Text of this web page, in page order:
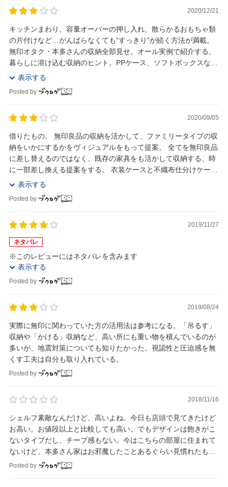
2020/12/21
キッチンまわり、容量オーバーの押し入れ、散らかるおもちゃ類
の片付けなど…がんばらなくても“すっきり”が続く方法が満載。
無印オタク・本多さんの収納全部見せ。オール実例で紹介する、
暮らしに溶け込む収納のヒント。PPケース、ソフトボックスな
表示する
Posted by
2020/09/05
借りたもの。 無印良品の収納を活かして、ファミリータイプの収
納をいかにするかをヴィジュアルをもって提案。 全てを無印良品
に差し替えるのではなく、既存の家具をも活かして収納する、時
に一部差し換える提案をする。 衣装ケースと不織布仕分けケース
を活用した、具体的な収納方法が参考になる。...
表示する
Posted by
2019/11/27
ネタバレ
※このレビューにはネタバレを含みます
表示する
Posted by
2019/08/24
実際に無印に関わっていた方の活用法は参考になる。「吊るす」
収納や「かける」収納など、高い所にも重い物を積んでいるのが
多いが、地震対策についても知りたかった。視認性と圧迫感を無
くす工夫は自分も取り入れている。
Posted by
2018/11/16
シェルフ素敵なんだけど、高いよね。今日も店頭で見てきたけど
お高い。お値段以上と比較しても高い。でもデザインは飽きがこ
ないタイプだし、チープ感もない。今はこちらの部屋に住まれて
ないけど、本多さん家はお邪魔したことあるぐらい見慣れたもの
になった（笑）←本読みすぎー
Posted by